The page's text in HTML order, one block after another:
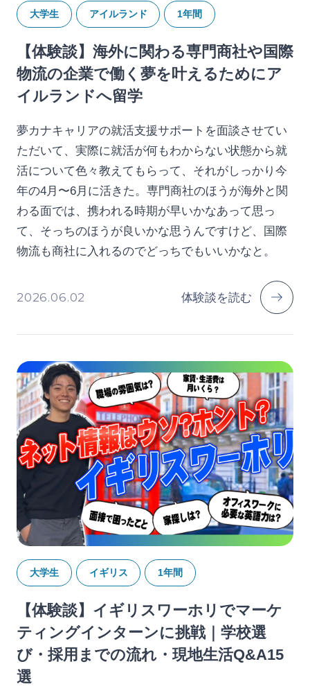
大学生 アイルランド 1年間
【体験談】海外に関わる専門商社や国際
物流の企業で働く夢を叶えるためにア
イルランドへ留学
夢カナキャリアの就活支援サポートを面談させてい
ただいて、実際に就活が何もわからない状態から就
活について色々教えてもらって、それがしっかり今
年の4月〜6月に活きた。専門商社のほうが海外と関
わる面では、携われる時期が早いかなあって思っ
て、そっちのほうが良いかな思うんですけど、国際
物流も商社に入れるのでどっちでもいいかなと。
2026.06.02 体験談を読む
大学生 イギリス 1年間
【体験談】イギリスワーホリでマーケ
ティングインターンに挑戦｜学校選
び・採用までの流れ・現地生活Q&A15
選